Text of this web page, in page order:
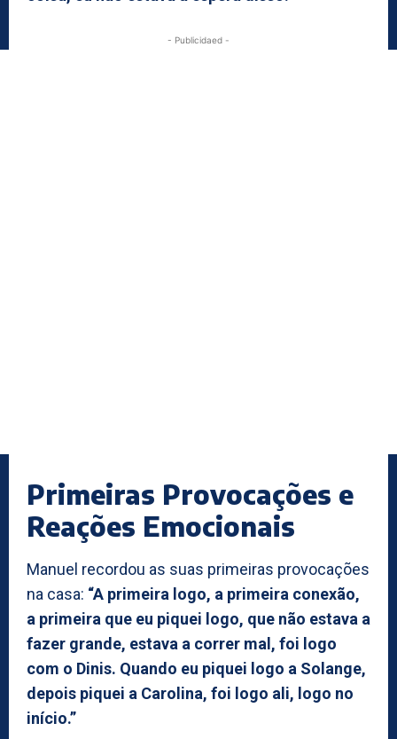
- Publicidaed -
Primeiras Provocações e
Reações Emocionais
Manuel recordou as suas primeiras provocações
na casa: “A primeira logo, a primeira conexão,
a primeira que eu piquei logo, que não estava a
fazer grande, estava a correr mal, foi logo
com o Dinis. Quando eu piquei logo a Solange,
depois piquei a Carolina, foi logo ali, logo no
início.”